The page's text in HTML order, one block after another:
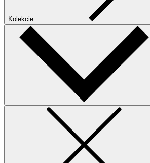
Kolekcie